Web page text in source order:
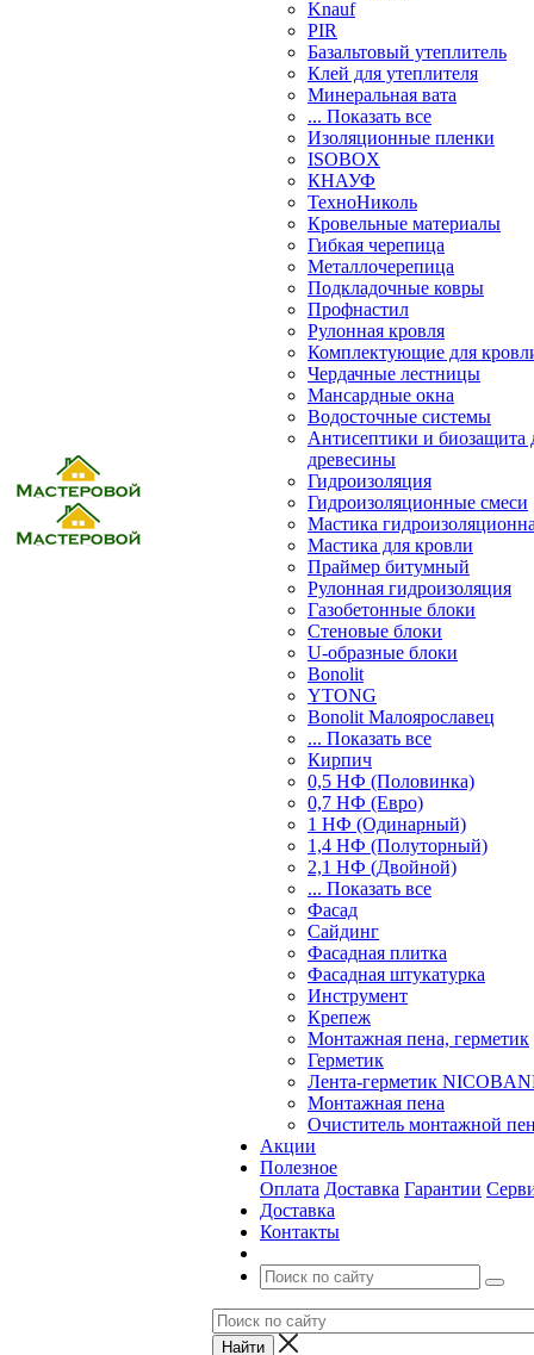
Knauf
PIR
Базальтовый утеплитель
Клей для утеплителя
Минеральная вата
... Показать все
Изоляционные пленки
ISOBOX
КНАУФ
ТехноНиколь
Кровельные материалы
Гибкая черепица
Металлочерепица
Подкладочные ковры
Профнастил
Рулонная кровля
Комплектующие для
Чердачные лестницы
Мансардные окна
Водосточные системы
Антисептики и биозащита
древесины
Гидроизоляция
Гидроизоляционные смеси
Мастика
Мастика для кровли
Праймер битумный
Рулонная гидроизоляция
Газобетонные блоки
Стеновые блоки
U-образные блоки
Bonolit
YTONG
Bonolit Малоярославец
... Показать все
Кирпич
0,5 НФ (Половинка)
0,7 НФ (Евро)
1 НФ (Одинарный)
1,4 НФ (Полуторный)
2,1 НФ (Двойной)
... Показать все
Фасад
Сайдинг
Фасадная плитка
Фасадная штукатурка
Инструмент
Крепеж
Монтажная пена, герметик
Герметик
Лента-герметик
Монтажная пена
Очиститель монтажной
Акции
Полезное
Оплата Доставка Гарантии
Доставка
Контакты